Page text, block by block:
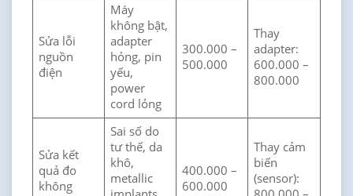
Sửa lỗi
nguồn
điện
Máy
không bật,
adapter
hỏng, pin
yếu,
power
cord lỏng
300.000 –
500.000
Thay
adapter:
600.000 –
800.000
Sửa kết
quả đo
không
Sai số do
tư thế, da
khô,
metallic
400.000 –
600.000
Thay cảm
biến
(sensor):